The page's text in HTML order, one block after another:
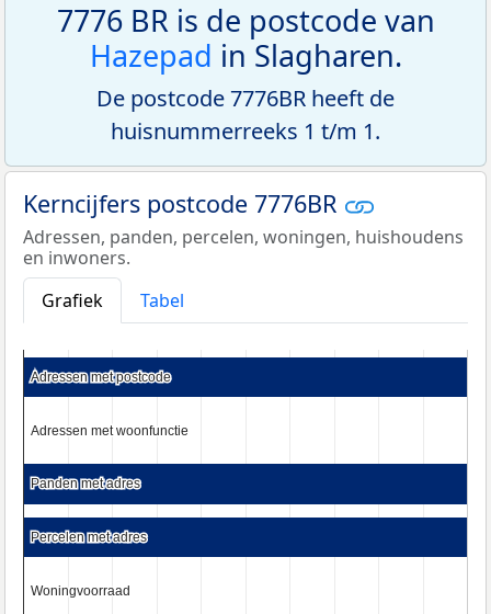
7776 BR is de postcode van
Hazepad in Slagharen.
De postcode 7776BR heeft de
huisnummerreeks 1 t/m 1.
Kerncijfers postcode 7776BR
Adressen, panden, percelen, woningen, huishoudens
en inwoners.
Grafiek
Tabel
Adressen met postcode
Adressen met postcode
Adressen met woonfunctie
Adressen met woonfunctie
Panden met adres
Panden met adres
Percelen met adres
Percelen met adres
Woningvoorraad
Woningvoorraad